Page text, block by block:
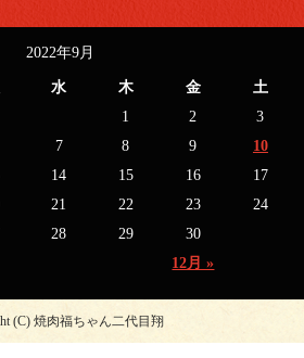
2022年9月
水 木 金 土
12月 »
1 2
3
7 8 9
10
14 15 16
17
21 22 23
24
28 29 30
(C) 焼肉福ちゃん二代目翔